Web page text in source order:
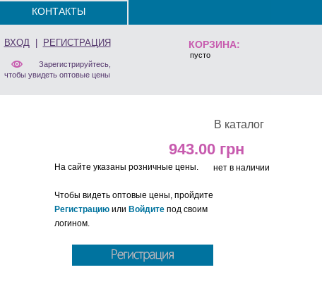
КОРЗИНА:
пусто
КОНТАКТЫ
ВХОД| РЕГИСТРАЦИЯ
Зарегистрируйтесь,
чтобы увидеть оптовые цены
В каталог
943.00
нет в наличии
На сайте указаны розничные цены.
Чтобы видеть оптовые цены, пройдите
Регистрацию или Войдите под своим
логином.